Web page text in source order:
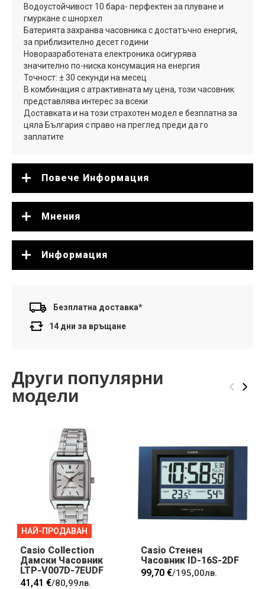
Водоустойчивост 10 бара- перфектен за плуване и
гмуркане с шнорхел
Батерията захранва часовника с достатъчно енергия,
за приблизително десет години
Новоразработената електроника осигурява
значително по-ниска консумация на енергия
Точност: ± 30 секунди на месец
В комбинация с атрактивната му цена, този часовник
представлява интерес за всеки
Доставката и на този страхотен модел е безплатна за
цяла България с право на преглед преди да го
заплатите
Повече Информация
Мнения
Информация
Безплатна доставка*
14 дни за връщане
Други популярни
модели ‹ ›
НАЙ-ПРОДАВАН
Casio Collection
Дамски Часовник
LTP-V007D-7EUDF
41,41 €/80,99лв.
Casio Стенен
Часовник ID-16S-2DF
99,70 €/195,00лв.